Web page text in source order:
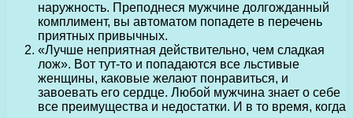
наружность. Преподнеся мужчине долгожданный
комплимент, вы автоматом попадете в перечень
приятных привычных.
«Лучше неприятная действительно, чем сладкая
лож». Вот тут-то и попадаются все льстивые
женщины, каковые желают понравиться, и
завоевать его сердце. Любой мужчина знает о себе
все преимущества и недостатки. И в то время, когда